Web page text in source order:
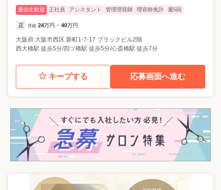
通信生歓迎 正社員 アシスタント 管理理容師 理容師免許 週5回
正 月給 24万円 ~ 40万円
大阪府 大阪市西区 新町1-7-17 ブラックビル2階
西大橋駅 徒歩5分/四ツ橋駅 徒歩5分/心斎橋駅 徒歩7分
キープする 応募画面へ進む